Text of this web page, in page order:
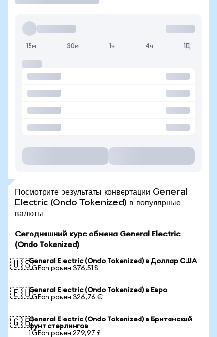
15м 30м 1ч 4ч 1Д
Посмотрите результаты конвертации General
Electric (Ondo Tokenized) в популярные
валюты
Сегодняшний курс обмена General Electric
(Ondo Tokenized)
🇺🇸General Electric (Ondo Tokenized) в Доллар США
1 GEon равен 376,51 $
🇪🇺General Electric (Ondo Tokenized) в Евро
1 GEon равен 326,76 €
🇬🇧General Electric (Ondo Tokenized) в Британский
фунт стерлингов
1 GEon равен 279,97 £